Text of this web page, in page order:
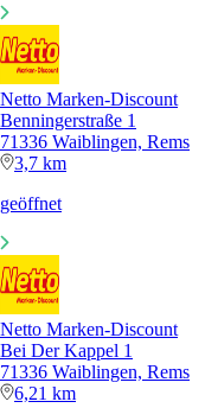
Netto Marken-Discount
Benningerstraße 1
71336 Waiblingen, Rems
3,7 km
geöffnet
Netto Marken-Discount
Bei Der Kappel 1
71336 Waiblingen, Rems
6,21 km